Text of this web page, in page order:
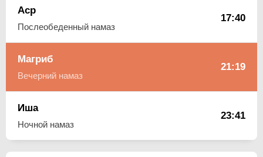
Аср
Послеобеденный намаз
17:40
Магриб
Вечерний намаз
21:19
Иша
Ночной намаз
23:41